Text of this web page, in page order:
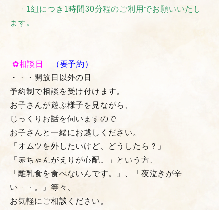
・1組につき1時間30分程のご利用でお願いいたし
ます。
✿相談日 （要予約）
・・・開放日以外の日
予約制で相談を受け付けます。
お子さんが遊ぶ様子を見ながら、
じっくりお話を伺いますので
お子さんと一緒にお越しください。
「オムツを外したいけど、どうしたら？」
「赤ちゃんがえりが心配。」という方、
「離乳食を食べないんです。」、「夜泣きが辛
い・・。」等々、
お気軽にご相談ください。